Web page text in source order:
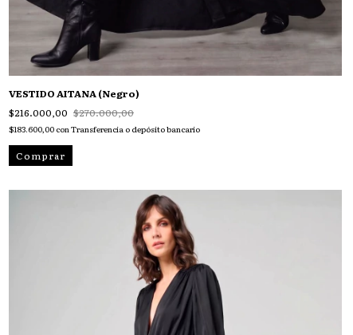
VESTIDO AITANA (Negro)
$216.000,00 $270.000,00
$183.600,00 conTransferencia o depósito bancario
Comprar